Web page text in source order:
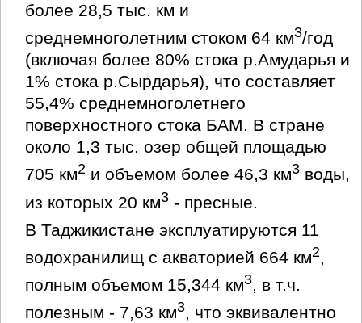
более 28,5 тыс. км и
среднемноголетним стоком 64 км3/год
(включая более 80% стока р.Амударья и
1% стока р.Сырдарья), что составляет
55,4% среднемноголетнего
поверхностного стока БАМ. В стране
около 1,3 тыс. озер общей площадью
705 км2 и объемом более 46,3 км3 воды,
из которых 20 км3 - пресные.
В Таджикистане эксплуатируются 11
водохранилищ с акваторией 664 км2,
полным объемом 15,344 км3, в т.ч.
полезным - 7,63 км3, что эквивалентно